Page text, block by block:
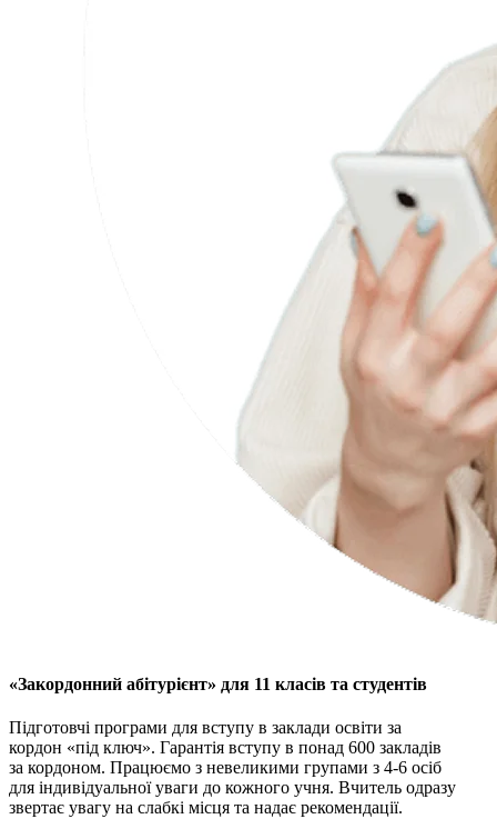
«Закордонний абітурієнт» для 11 класів та студентів
Підготовчі програми для вступу в заклади освіти за
кордон «під ключ». Гарантія вступу в понад 600 закладів
за кордоном. Працюємо з невеликими групами з 4-6 осіб
для індивідуальної уваги до кожного учня. Вчитель одразу
звертає увагу на слабкі місця та надає рекомендації.